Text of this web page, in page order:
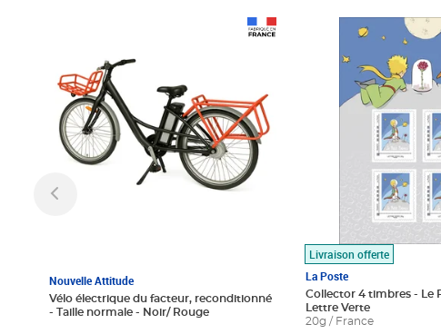
Nouvelle Attitude
Vélo électrique du facteur, reconditionné
- Taille normale - Noir/ Rouge
Livraison offerte
La Poste
Collector 4 timbres - Le
Lettre Verte
20g / France
Prix 7,50€